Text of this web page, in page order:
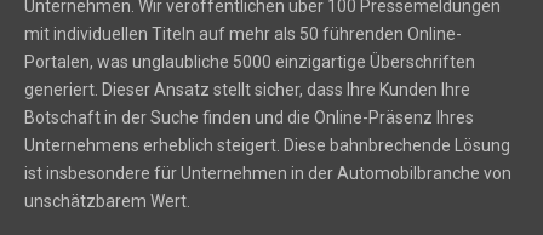
Unternehmen. Wir veröffentlichen über 100 Pressemeldungen
mit individuellen Titeln auf mehr als 50 führenden Online-
Portalen, was unglaubliche 5000 einzigartige Überschriften
generiert. Dieser Ansatz stellt sicher, dass Ihre Kunden Ihre
Botschaft in der Suche finden und die Online-Präsenz Ihres
Unternehmens erheblich steigert. Diese bahnbrechende Lösung
ist insbesondere für Unternehmen in der Automobilbranche von
unschätzbarem Wert.